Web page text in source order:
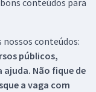
conteúdos:
públicos,
ajuda. Não fique de
a vaga com